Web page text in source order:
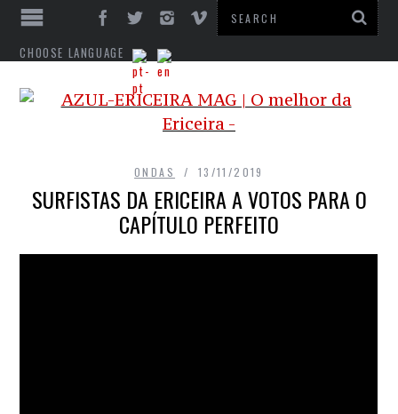
CHOOSE LANGUAGE
ONDAS 13/11/2019
SURFISTAS DA ERICEIRA A VOTOS PARA O
CAPÍTULO PERFEITO